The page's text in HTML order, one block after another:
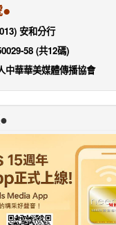
安和分行
58 (共12碼)
中華華美媒體傳播協會